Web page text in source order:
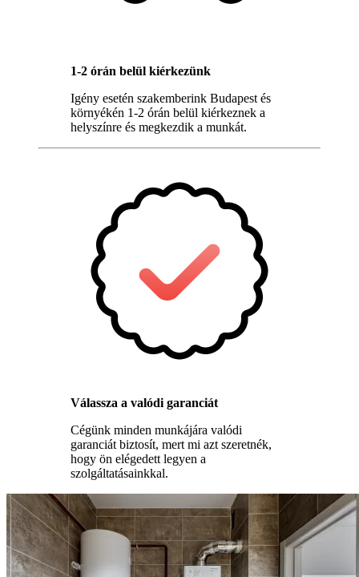
1-2 órán belül kiérkezünk
Igény esetén szakemberink Budapest és
környékén 1-2 órán belül kiérkeznek a
helyszínre és megkezdik a munkát.
Válassza a valódi garanciát
Cégünk minden munkájára valódi
garanciát biztosít, mert mi azt szeretnék,
hogy ön elégedett legyen a
szolgáltatásainkkal.